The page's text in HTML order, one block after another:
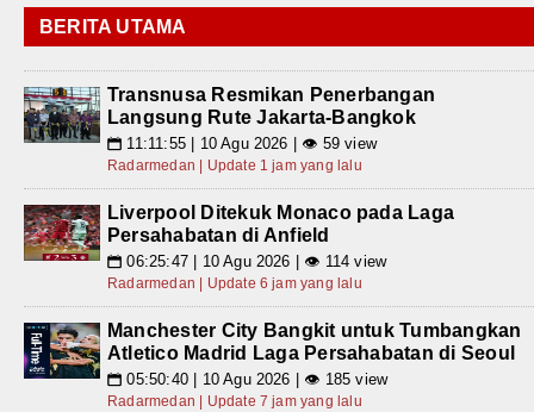
BERITA UTAMA
Transnusa Resmikan Penerbangan
Langsung Rute Jakarta-Bangkok
📅 11:11:55 | 10 Agu 2026 | 👁 59 view
Radarmedan | Update 1 jam yang lalu
Liverpool Ditekuk Monaco pada Laga
Persahabatan di Anfield
📅 06:25:47 | 10 Agu 2026 | 👁 114 view
Radarmedan | Update 6 jam yang lalu
Manchester City Bangkit untuk Tumbangkan
Atletico Madrid Laga Persahabatan di Seoul
📅 05:50:40 | 10 Agu 2026 | 👁 185 view
Radarmedan | Update 7 jam yang lalu